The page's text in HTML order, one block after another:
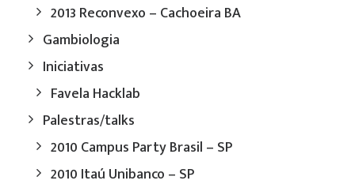
2013 Reconvexo – Cachoeira BA
Gambiologia
Iniciativas
Favela Hacklab
Palestras/talks
2010 Campus Party Brasil – SP
2010 Itaú Unibanco – SP